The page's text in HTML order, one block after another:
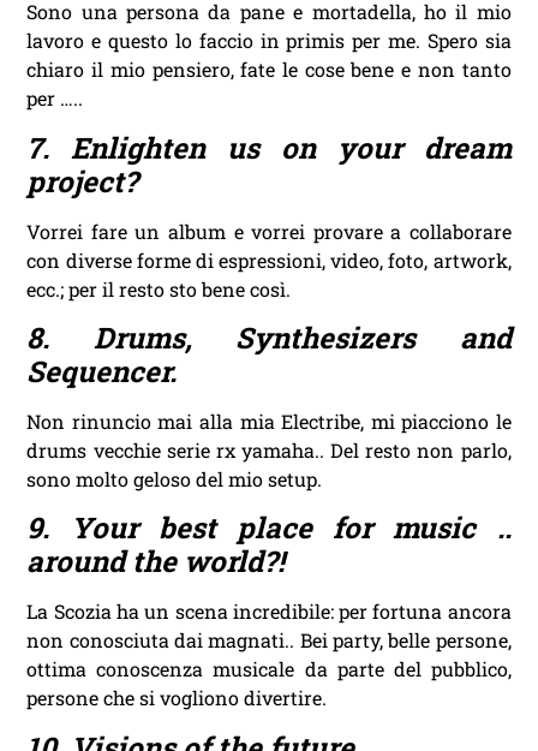
Sono una persona da pane e mortadella, ho il mio
lavoro e questo lo faccio in primis per me. Spero sia
chiaro il mio pensiero, fate le cose bene e non tanto
per …..
7. Enlighten us on your dream
project?
Vorrei fare un album e vorrei provare a collaborare
con diverse forme di espressioni, video, foto, artwork,
ecc.; per il resto sto bene così.
8. Drums, Synthesizers and
Sequencer.
Non rinuncio mai alla mia Electribe, mi piacciono le
drums vecchie serie rx yamaha.. Del resto non parlo,
sono molto geloso del mio setup.
9. Your best place for music ..
around the world?!
La Scozia ha un scena incredibile: per fortuna ancora
non conosciuta dai magnati.. Bei party, belle persone,
ottima conoscenza musicale da parte del pubblico,
persone che si vogliono divertire.